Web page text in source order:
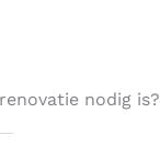
nodig is?